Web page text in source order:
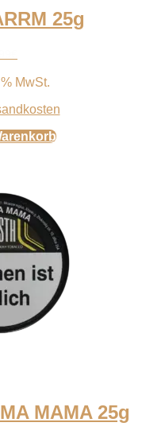
25g
MwSt.
MAMA 25g